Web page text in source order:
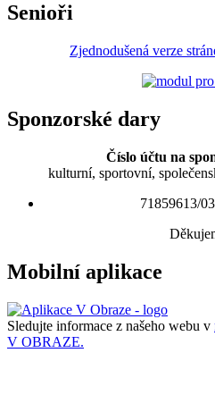
Senioři
Zjednodušená verze
Sponzorské dary
Číslo účtu na
kulturní, sportovní,
71859613/
Mobilní aplikace
Sledujte informace z našeho webu v
V OBRAZE.